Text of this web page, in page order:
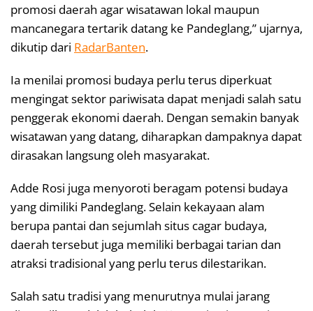
promosi daerah agar wisatawan lokal maupun
mancanegara tertarik datang ke Pandeglang,” ujarnya,
dikutip dari RadarBanten.
Ia menilai promosi budaya perlu terus diperkuat
mengingat sektor pariwisata dapat menjadi salah satu
penggerak ekonomi daerah. Dengan semakin banyak
wisatawan yang datang, diharapkan dampaknya dapat
dirasakan langsung oleh masyarakat.
Adde Rosi juga menyoroti beragam potensi budaya
yang dimiliki Pandeglang. Selain kekayaan alam
berupa pantai dan sejumlah situs cagar budaya,
daerah tersebut juga memiliki berbagai tarian dan
atraksi tradisional yang perlu terus dilestarikan.
Salah satu tradisi yang menurutnya mulai jarang